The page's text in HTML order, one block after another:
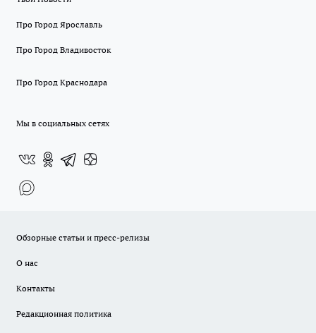
Про Город Ярославль
Про Город Владивосток
Про Город Краснодара
Мы в социальных сетях
Обзорные статьи и пресс-релизы
О нас
Контакты
Редакционная политика